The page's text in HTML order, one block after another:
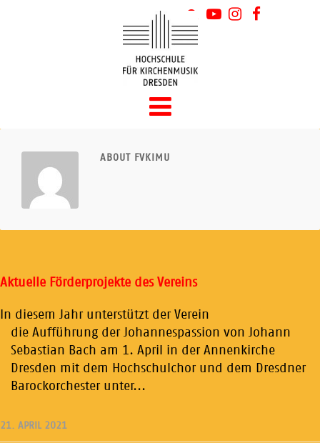
ABOUT FVKIMU
Aktuelle Förderprojekte des Vereins
In diesem Jahr unterstützt der Verein
die Aufführung der Johannespassion von Johann
Sebastian Bach am 1. April in der Annenkirche
Dresden mit dem Hochschulchor und dem Dresdner
Barockorchester unter...
21. APRIL 2021